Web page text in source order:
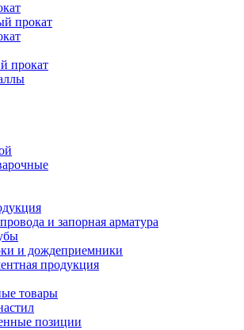
прокат
прокат
и запорная арматура
и дождеприемники
продукция
товары
позиции